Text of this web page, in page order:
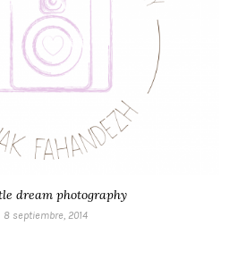
dream photography
8 septiembre, 2014